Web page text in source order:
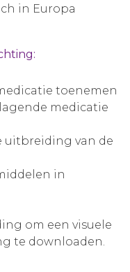
in Europa
toenemen
medicatie
uitbreiding van de
in
om een visuele
te downloaden.